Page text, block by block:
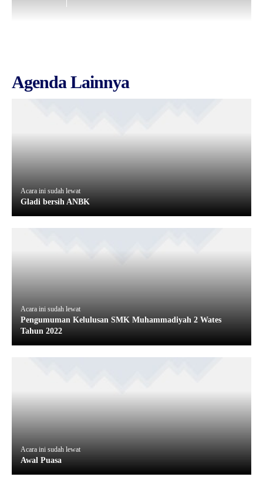
Agenda Lainnya
Acara ini sudah lewat
Gladi bersih ANBK
Acara ini sudah lewat
Pengumuman Kelulusan SMK Muhammadiyah 2 Wates
Tahun 2022
Acara ini sudah lewat
Awal Puasa